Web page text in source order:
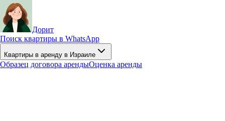
Дорит
Поиск квартиры в WhatsApp
Квартиры в аренду в Израиле
Образец договора арендыОценка аренды